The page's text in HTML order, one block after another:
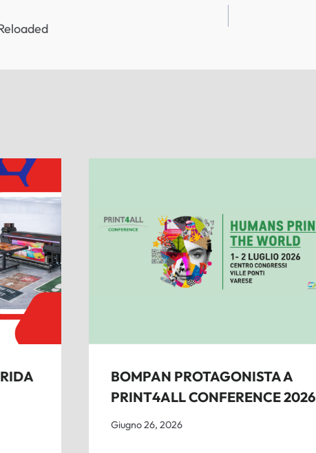
BOMPAN PROTAGONISTA A
PRINT4ALL CONFERENCE 2026
Giugno 26, 2026